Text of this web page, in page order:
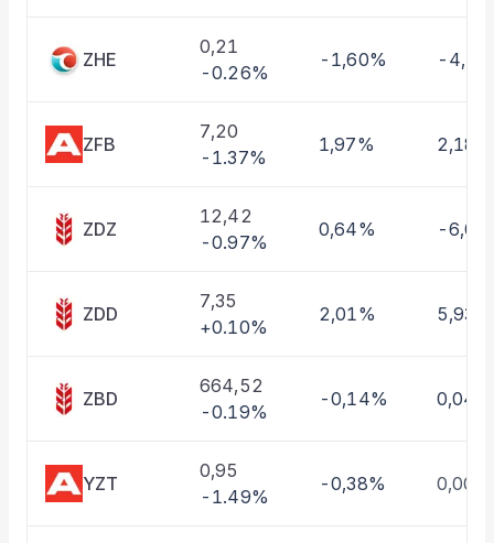
Fiyat Endeks Değişimi
ZHE
0,21
-0.26%
-1,60% -
ZFB
7,20
-1.37%
1,97% 2,18%
ZDZ
12,42
-0.97%
0,64% -
ZDD
7,35
+0.10%
2,01% 5,93%
ZBD
664,52
-0.19%
-0,14% 0,04%
YZT
0,95
-1.49%
-0,38% 0,00%